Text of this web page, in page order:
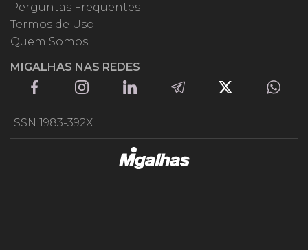
Perguntas Frequentes
Termos de Uso
Quem Somos
MIGALHAS NAS REDES
ISSN 1983-392X